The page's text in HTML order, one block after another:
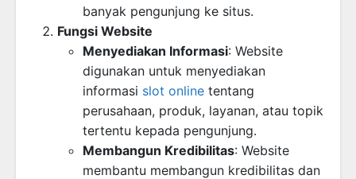
banyak pengunjung ke situs.
Fungsi Website
Menyediakan Informasi: Website
digunakan untuk menyediakan
informasi slot online tentang
perusahaan, produk, layanan, atau topik
tertentu kepada pengunjung.
Membangun Kredibilitas: Website
membantu membangun kredibilitas dan